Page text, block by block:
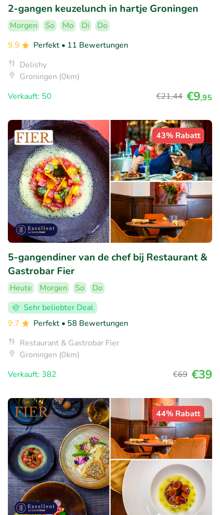
2-gangen keuzelunch in hartje Groningen
Morgen So Mo Di
Do
9.9
Perfekt • 11 Bewertungen
Delishy
Groningen (0km)
Verkauft: 50
€21,44 €9,95
43% Rabatt
5-gangendiner van de chef bij Restaurant &
Gastrobar Fier
Heute Morgen So
Do
Sehr beliebter Deal
9.7
Perfekt • 58 Bewertungen
Restaurant & Gastrobar Fier
Groningen (0km)
Verkauft: 382
€69 €39
44% Rabatt